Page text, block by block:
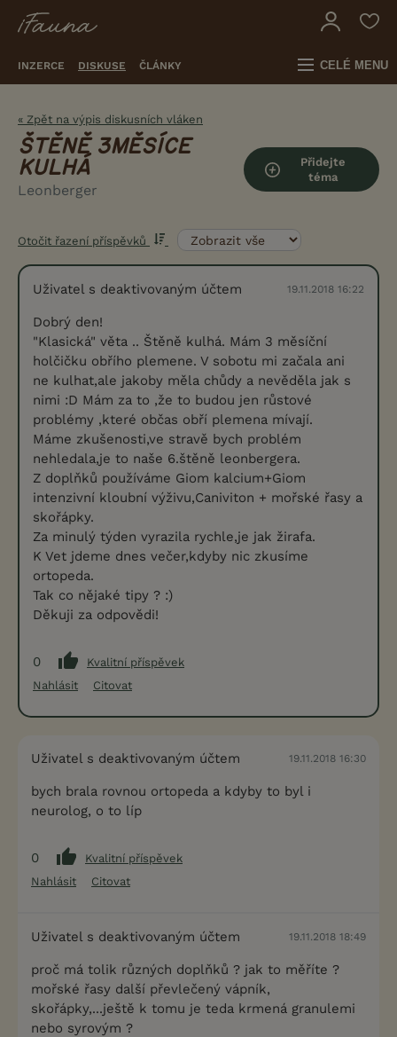
INZERCE DISKUSE ČLÁNKY CELÉ MENU
« Zpět na výpis diskusních vláken
ŠTĚNĚ 3MĚSÍCE
KULHÁ
Leonberger
Přidejte
téma
Otočit řazení příspěvků
Uživatel s deaktivovaným účtem 19.11.2018 16:22
Dobrý den!
"Klasická" věta .. Štěně kulhá. Mám 3 měsíční
holčičku obřího plemene. V sobotu mi začala ani
ne kulhat,ale jakoby měla chůdy a nevěděla jak s
nimi :D Mám za to ,že to budou jen růstové
problémy ,které občas obří plemena mívají.
Máme zkušenosti,ve stravě bych problém
nehledala,je to naše 6.štěně leonbergera.
Z doplňků používáme Giom kalcium+Giom
intenzivní kloubní výživu,Caniviton + mořské řasy a
skořápky.
Za minulý týden vyrazila rychle,je jak žirafa.
K Vet jdeme dnes večer,kdyby nic zkusíme
ortopeda.
Tak co nějaké tipy ? :)
Děkuji za odpovědi!
0
Kvalitní příspěvek
Nahlásit
Citovat
Uživatel s deaktivovaným účtem 19.11.2018 16:30
bych brala rovnou ortopeda a kdyby to byl i
neurolog, o to líp
0
Kvalitní příspěvek
Nahlásit
Citovat
Uživatel s deaktivovaným účtem 19.11.2018 18:49
proč má tolik různých doplňků ? jak to měříte ?
mořské řasy další převlečený vápník,
skořápky,...ještě k tomu je teda krmená granulemi
nebo syrovým ?